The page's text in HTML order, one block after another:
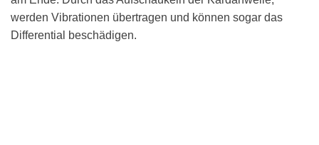
werden Vibrationen übertragen und können sogar das
Differential beschädigen.